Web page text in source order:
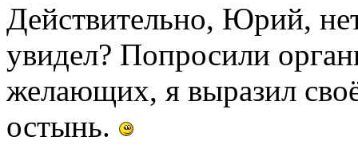
Действительно, Юрий,
увидел? Попросили
желающих, я выразил
остынь.